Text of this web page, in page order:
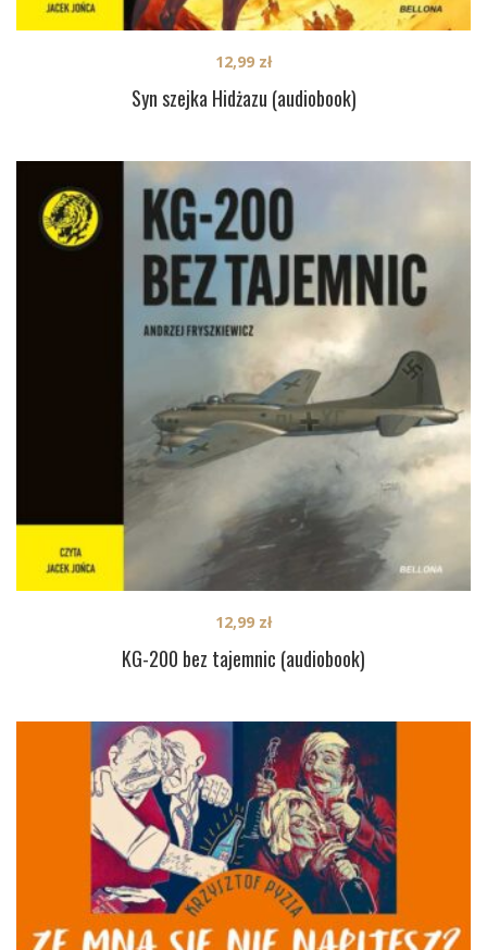
Syn szejka Hidżazu (audiobook)
12,99 zł
KG-200 bez tajemnic (audiobook)
12,99 zł